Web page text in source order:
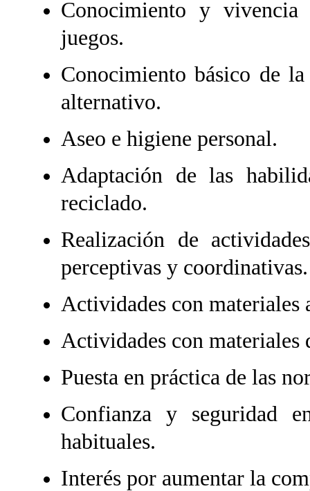
Conocimiento y
juegos.
Conocimiento básico de
alternativo.
Aseo e higiene personal.
Adaptación de las
reciclado.
Realización de
perceptivas y coordinativas.
Actividades con materiales
Actividades con materiales
Puesta en práctica de las
Confianza y seguridad
habituales.
Interés por aumentar la